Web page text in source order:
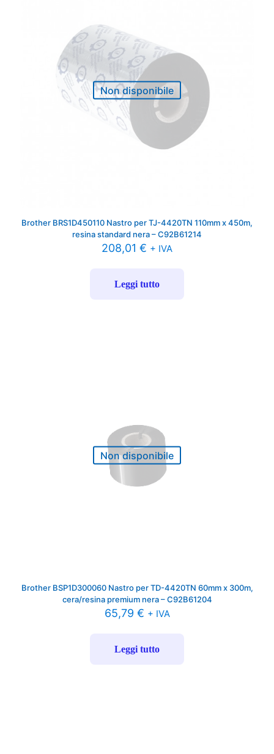
Non disponibile
Brother BRS1D450110 Nastro per TJ-4420TN 110mm x 450m,
resina standard nera – C92B61214
208,01 € + IVA
Leggi tutto
Non disponibile
Brother BSP1D300060 Nastro per TD-4420TN 60mm x 300m,
cera/resina premium nera – C92B61204
65,79 € + IVA
Leggi tutto